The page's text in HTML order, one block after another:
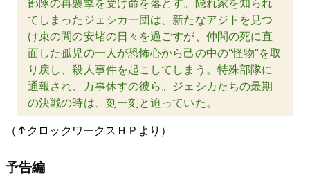
てしまったジェシカ一団は、新たなアジトを見つ
け束の間の安堵の日々を過ごすが、仲間の死に直
面した孤児の一人が恐怖心から己の中の“怪物”を取
り戻し、殺人事件を起こしてしまう。特殊部隊に
通報され、万事休すの彼ら。ジェシカたちの最期
の決戦の時は、刻一刻と迫っていた。
（↑クロックワークスＨＰより）
予告編